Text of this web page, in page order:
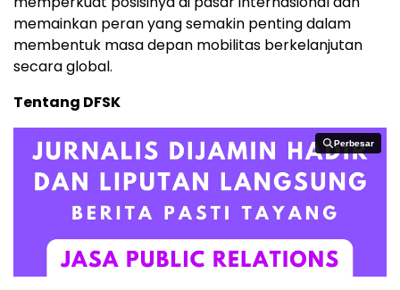
memainkan peran yang semakin penting dalam
membentuk masa depan mobilitas berkelanjutan
secara global.
Tentang DFSK
Perbesar
Perbesar